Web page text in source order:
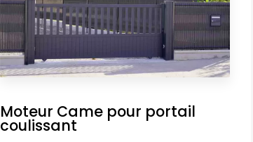
Moteur Came pour portail
coulissant